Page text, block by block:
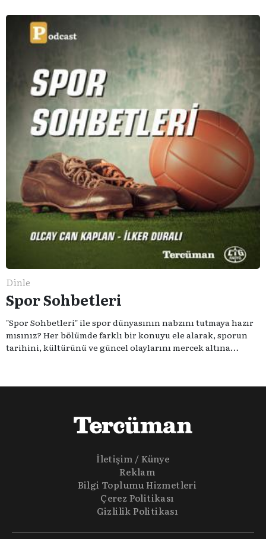
serimizde; tiyatroyu, alanının uzman isimleriyle
konuşuyoruz..
Dinle
Spor Sohbetleri
"Spor Sohbetleri" ile spor dünyasının nabzını tutmaya hazır
mısınız? Her bölümde farklı bir konuyu ele alarak, sporun
tarihini, kültürünü ve güncel olaylarını mercek altına
olmadığına inananlardansanız "Spor Sohbetleri" tam size
İletişim / Künye
Reklam
Bilgi Toplumu Hizmetleri
Çerez Politikası
Gizlilik Politikası